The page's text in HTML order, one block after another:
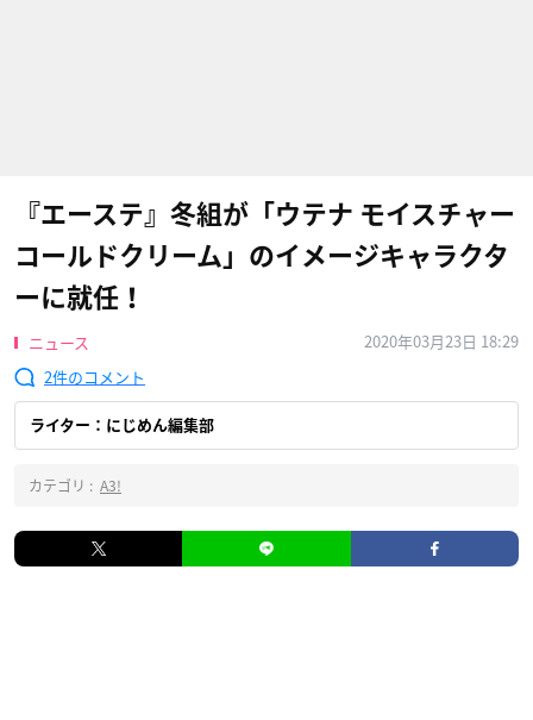
『エーステ』冬組が「ウテナ モイスチャー
コールドクリーム」のイメージキャラクタ
ーに就任！
ニュース
2020年03月23日 18:29
2
ライター：にじめん編集部
カテゴリ : A3!